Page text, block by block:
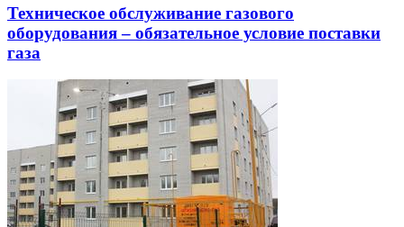
Техническое обслуживание газового
оборудования – обязательное условие поставки
газа